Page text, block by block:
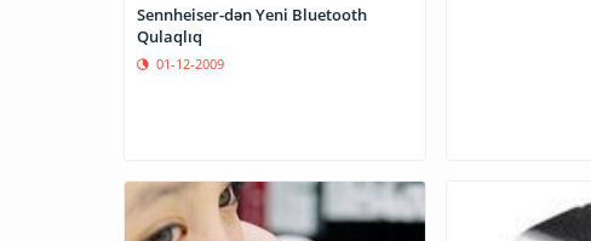
Sennheiser-dən Yeni Bluetooth
Qulaqlıq
01-12-2009